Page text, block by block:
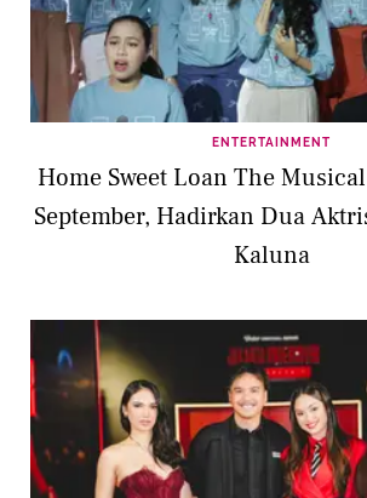
ENTERTAINMENT
Home Sweet Loan The
September, Hadirkan Dua
Kaluna